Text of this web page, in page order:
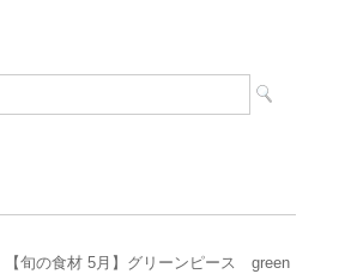
【旬の食材 5月】グリーンピース green